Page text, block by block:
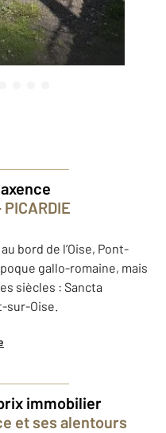
bord de l’Oise, Pont-
gallo-romaine, mais
siècles : Sancta
sur-Oise.
immobilier
et ses alentours